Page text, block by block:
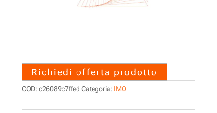
Richiedi offerta prodotto
COD: c26089c7ffed Categoria: IMO